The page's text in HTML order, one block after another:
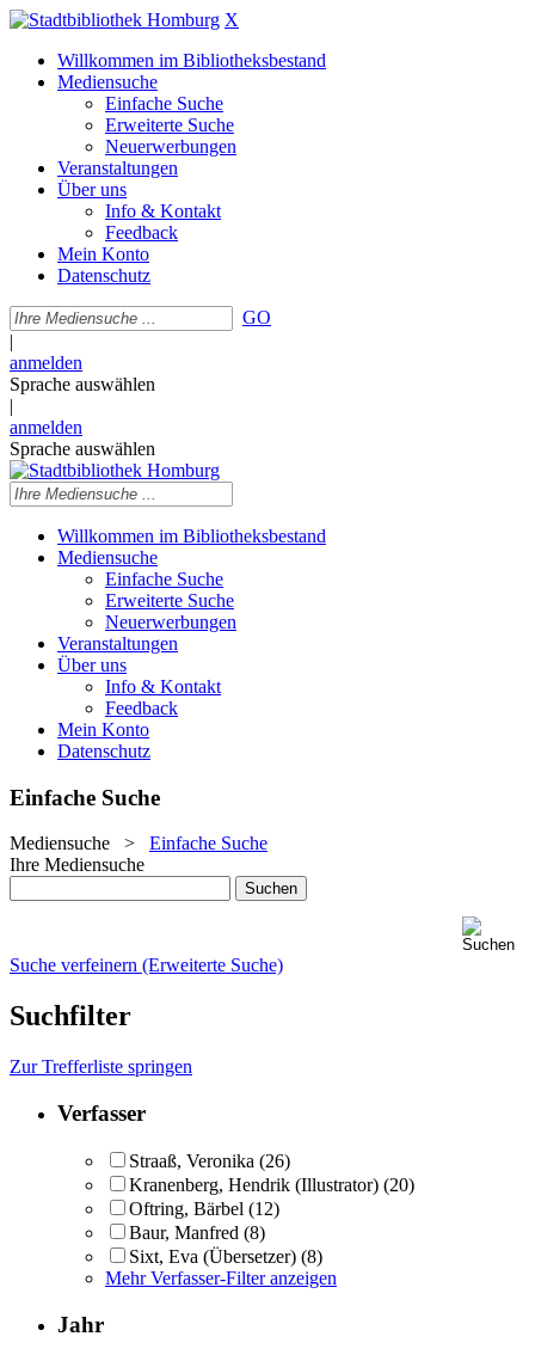
X
Willkommen im Bibliotheksbestand
Mediensuche
Einfache Suche
Erweiterte Suche
Neuerwerbungen
Veranstaltungen
Über uns
Info & Kontakt
Feedback
Mein Konto
Datenschutz
GO
|
anmelden
Sprache auswählen
|
anmelden
Sprache auswählen
Willkommen im Bibliotheksbestand
Mediensuche
Einfache Suche
Erweiterte Suche
Neuerwerbungen
Veranstaltungen
Über uns
Info & Kontakt
Feedback
Mein Konto
Datenschutz
Einfache Suche
Mediensuche > Einfache Suche
Ihre Mediensuche
Suche verfeinern (Erweiterte Suche)
Suchfilter
Zur Trefferliste springen
Verfasser
Straaß, Veronika (26)
Kranenberg, Hendrik (Illustrator) (20)
Oftring, Bärbel (12)
Baur, Manfred (8)
Sixt, Eva (Übersetzer) (8)
Mehr Verfasser-Filter anzeigen
Jahr